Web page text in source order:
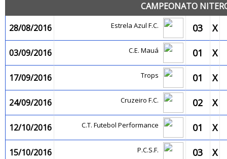
CAMPEONATO
28/08/2016
Estrela Azul F.C. 03 X
03/09/2016 C.E. Mauá 01 X
17/09/2016 Trops 01 X
24/09/2016 Cruzeiro F.C. 02 X
12/10/2016 C.T. Futebol Performance 01 X
15/10/2016 P.C.S.F. 03 X